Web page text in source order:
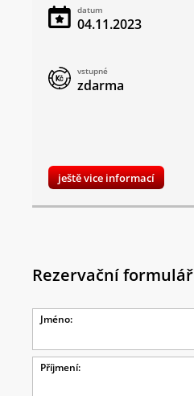
datum
04.11.2023
vstupné
zdarma
ještě vice informací
Rezervační formulář
Jméno:
Příjmení: